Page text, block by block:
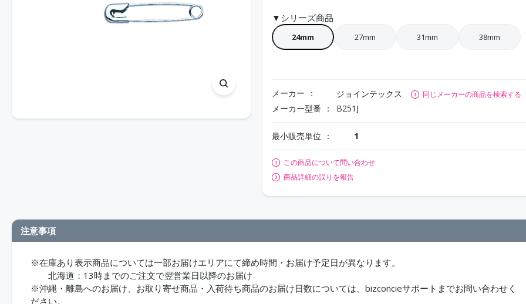
▼シリーズ商品
24mm 27mm 31mm 38mm
メーカー ジョインテックス 同じメーカーの商品を検索する
メーカー型番 B251J
最小販売単位 1
この商品について問い合わせ
商品詳細の誤りを報告
注意事項
※在庫あり表示商品については一部お届けエリアにて締め時間・お届け予定日が異なります。
北海道：13時までのご注文で翌営業日以降のお届け
※沖縄・離島へのお届け、お取り寄せ商品・入荷待ち商品のお届け日数については、bizconcieサポートまでお問い合わせく
ださい。